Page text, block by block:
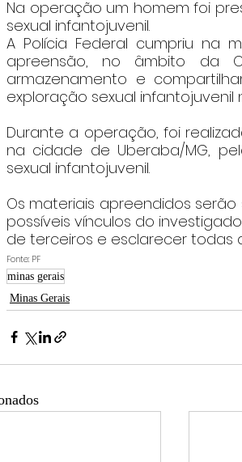
Na operação um homem foi
sexual infantojuvenil.
A Polícia Federal cumpriu na
apreensão, no âmbito da
armazenamento e
exploração sexual infantojuvenil
Durante a operação, foi
na cidade de Uberaba/MG,
sexual infantojuvenil.
Os materiais apreendidos
possíveis vínculos do
de terceiros e esclarecer todas
Fonte: PF
minas gerais
Minas Gerais